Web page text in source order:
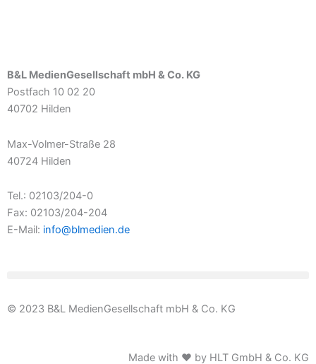
B&L MedienGesellschaft mbH & Co. KG
Postfach 10 02 20
40702 Hilden
Max-Volmer-Straße 28
40724 Hilden
Tel.: 02103/204-0
Fax: 02103/204-204
E-Mail: info@blmedien.de
© 2023 B&L MedienGesellschaft mbH & Co. KG
Made with ♥ by HLT GmbH & Co. KG